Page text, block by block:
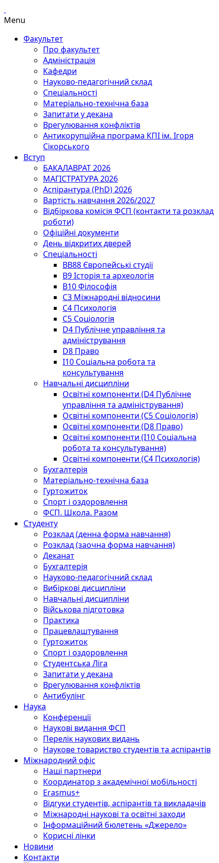
Menu
Факультет
Про факультет
Адміністрація
Кафедри
Науково-педагогічний склад
Спеціальності
Матеріально-технічна база
Запитати у декана
Врегулювання конфліктів
Антикорупційна програма КПІ ім. Ігоря
Сікорського
Вступ
БАКАЛАВРАТ 2026
МАГІСТРАТУРА 2026
Аспірантура (PhD) 2026
Вартість навчання 2026/2027
Відбіркова комісія ФСП (контакти та розклад
роботи)
Офіційні документи
День відкритих дверей
Спеціальності
BВ88 Європейські студії
B9 Історія та археологія
B10 Філософія
C3 Міжнародні відносини
C4 Психологія
С5 Соціологія
D4 Публічне управління та
адміністрування
D8 Право
I10 Соціальна робота та
консультування
Навчальні дисципліни
Освітні компоненти (D4 Публічне
управління та адміністрування)
Освітні компоненти (С5 Соціологія)
Освітні компоненти (D8 Право)
Освітні компоненти (I10 Соціальна
робота та консультування)
Освітні компоненти (С4 Психологія)
Бухгалтерія
Матеріально-технічна база
Гуртожиток
Спорт і оздоровлення
ФСП. Школа. Разом
Студенту
Розклад (денна форма навчання)
Розклад (заочна форма навчання)
Деканат
Бухгалтерія
Науково-педагогічний склад
Вибіркові дисципліни
Навчальні дисципліни
Військова підготовка
Практика
Працевлаштування
Гуртожиток
Спорт і оздоровлення
Студентська Ліга
Запитати у декана
Врегулювання конфліктів
Антибулінг
Наука
Конференції
Наукові видання ФСП
Перелік наукових видань
Наукове товариство студентів та аспірантів
Міжнародний офіс
Наші партнери
Координатор з академічної мобільності
Erasmus+
Відгуки студентів, аспірантів та викладачів
Міжнародні наукові та освітні заходи
Інформаційний бюлетень «Джерело»
Корисні лінки
Новини
Контакти